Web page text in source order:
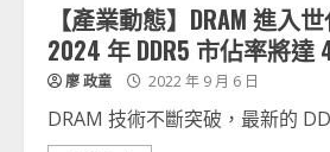
【產業動態】DRAM 進入
2024 年 DDR5 市佔率將達
廖 政童 2022 年 9 月 6 日
DRAM 技術不斷突破，最新的